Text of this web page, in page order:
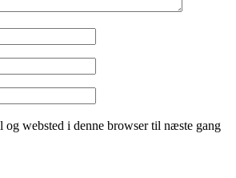
og websted i denne browser til næste gang